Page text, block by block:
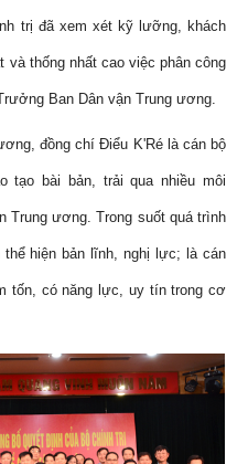
trị đã xem xét kỹ lưỡng, khách
và thống nhất cao việc phân công
Ban Dân vận Trung ương.
đồng chí Điểu K'Ré là cán bộ
tạo bài bản, trải qua nhiều môi
ương. Trong suốt quá trình
hiện bản lĩnh, nghị lực; là cán
tốn, có năng lực, uy tín trong cơ